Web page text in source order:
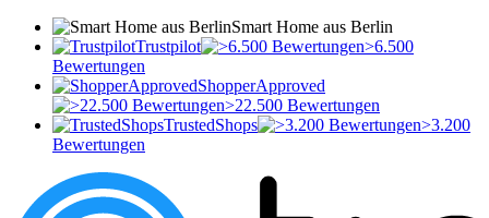
Smart Home aus Berlin
Trustpilot
>6.500
Bewertungen
ShopperApproved
>22.500 Bewertungen
TrustedShops
>3.200
Bewertungen